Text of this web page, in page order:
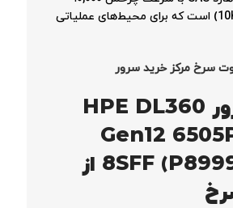
دور در دقیقه (10K) است که برای محیط‌های عملیاتی
سرخ مرکز خرید سرور
خرید سرور HPE DL360
Gen12
8SFF (P89999‑425) از